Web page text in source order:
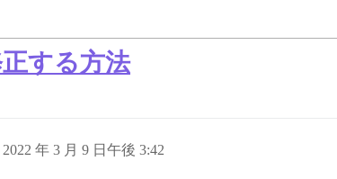
する方法
2022 年 3 月 9 日午後 3:42